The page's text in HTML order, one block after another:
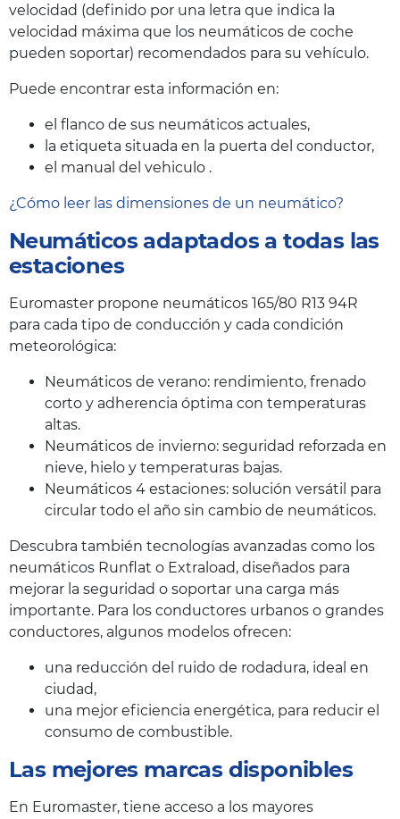
velocidad (definido por una letra que indica la
velocidad máxima que los neumáticos de coche
pueden soportar) recomendados para su vehículo.
Puede encontrar esta información en:
el flanco de sus neumáticos actuales,
la etiqueta situada en la puerta del conductor,
el manual del vehiculo .
¿Cómo leer las dimensiones de un neumático?
Neumáticos adaptados a todas las
estaciones
Euromaster propone neumáticos 165/80 R13 94R
para cada tipo de conducción y cada condición
meteorológica:
Neumáticos de verano: rendimiento, frenado
corto y adherencia óptima con temperaturas
altas.
Neumáticos de invierno: seguridad reforzada en
nieve, hielo y temperaturas bajas.
Neumáticos 4 estaciones: solución versátil para
circular todo el año sin cambio de neumáticos.
Descubra también tecnologías avanzadas como los
neumáticos Runflat o Extraload, diseñados para
mejorar la seguridad o soportar una carga más
importante. Para los conductores urbanos o grandes
conductores, algunos modelos ofrecen:
una reducción del ruido de rodadura, ideal en
ciudad,
una mejor eficiencia energética, para reducir el
consumo de combustible.
Las mejores marcas disponibles
En Euromaster, tiene acceso a los mayores